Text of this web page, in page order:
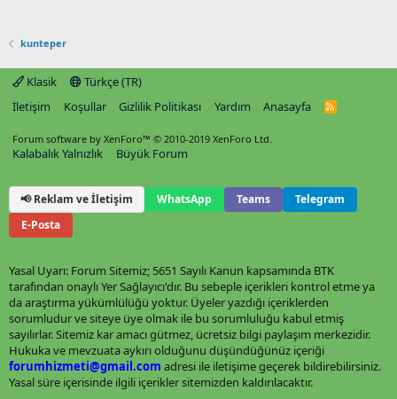
kunteper
Klasik
Türkçe (TR)
İletişim
Koşullar Gizlilik Politikası Yardım Anasayfa
R
Forum software by XenForo™ © 2010-2019 XenForo Ltd.
Kalabalık Yalnızlık Büyük Forum
📢 Reklam ve İletişim WhatsApp Teams
Telegram
E-Posta
Yasal Uyarı: Forum Sitemiz; 5651 Sayılı Kanun kapsamında BTK
tarafından onaylı Yer Sağlayıcı'dır. Bu sebeple içerikleri kontrol etme ya
da araştırma yükümlülüğü yoktur. Üyeler yazdığı içeriklerden
sorumludur ve siteye üye olmak ile bu sorumluluğu kabul etmiş
sayılırlar. Sitemiz kar amacı gütmez, ücretsiz bilgi paylaşım merkezidir.
Hukuka ve mevzuata aykırı olduğunu düşündüğünüz içeriği
forumhizmeti@gmail.com adresi ile iletişime geçerek bildirebilirsiniz.
Yasal süre içerisinde ilgili içerikler sitemizden kaldırılacaktır.